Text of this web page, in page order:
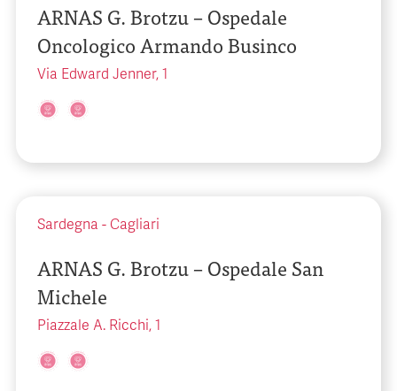
ARNAS G. Brotzu – Ospedale
Oncologico Armando Businco
Via Edward Jenner, 1
Sardegna - Cagliari
ARNAS G. Brotzu – Ospedale San
Michele
Piazzale A. Ricchi, 1